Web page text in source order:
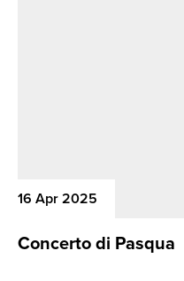
16 Apr 2025
Concerto di Pasqua